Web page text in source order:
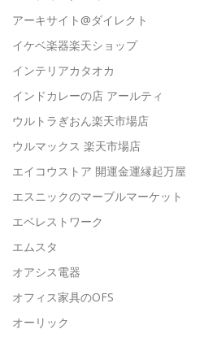
アーキサイト@ダイレクト
イケベ楽器楽天ショップ
インテリアカタオカ
インドカレーの店 アールティ
ウルトラぎおん楽天市場店
ウルマックス 楽天市場店
エイコウストア 開運金運縁起万屋
エスニックのマーブルマーケット
エベレストワーク
エムスタ
オアシス電器
オフィス家具のOFS
オーリック